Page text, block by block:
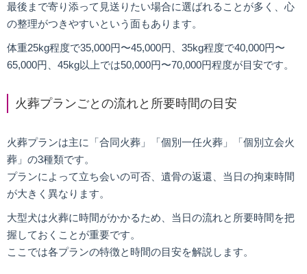
最後まで寄り添って見送りたい場合に選ばれることが多く、心
の整理がつきやすいという面もあります。
体重25kg程度で35,000円〜45,000円、35kg程度で40,000円〜
65,000円、45kg以上では50,000円〜70,000円程度が目安です。
火葬プランごとの流れと所要時間の目安
火葬プランは主に「合同火葬」「個別一任火葬」「個別立会火
葬」の3種類です。
プランによって立ち会いの可否、遺骨の返還、当日の拘束時間
が大きく異なります。
大型犬は火葬に時間がかかるため、当日の流れと所要時間を把
握しておくことが重要です。
ここでは各プランの特徴と時間の目安を解説します。